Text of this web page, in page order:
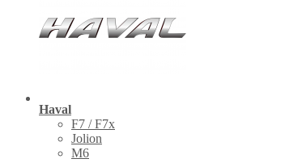
Haval
F7 / F7x
Jolion
M6